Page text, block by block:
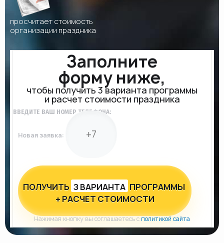
просчитает стоимость
организации праздника
Заполните
форму ниже,
чтобы получить 3 варианта программы
и расчет стоимости праздника
ВВЕДИТЕ ВАШ НОМЕР ТЕЛЕФОНА:
Новая заявка:
ПОЛУЧИТЬ З ВАРИАНТА ПРОГРАММЫ
+ РАСЧЕТ СТОИМОСТИ
Нажимая кнопку вы соглашаетесь сполитикой сайта